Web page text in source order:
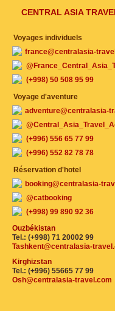
CENTRAL ASIA
Voyages individuels
france@centralasia-
(+998) 50 508 95 99
Voyage d'aventure
adventure@centralasia-
(+996) 556 65 77 99
(+996) 552 82 78 78
Réservation d'hotel
booking@centralasia-
@catbooking
(+998) 99 890 92 36
Ouzbékistan
Tel.: (+998) 71 20002 99
Tashkent@centralasia-
Kirghizstan
Tel.: (+996) 55665 77 99
Osh@centralasia-travel.com